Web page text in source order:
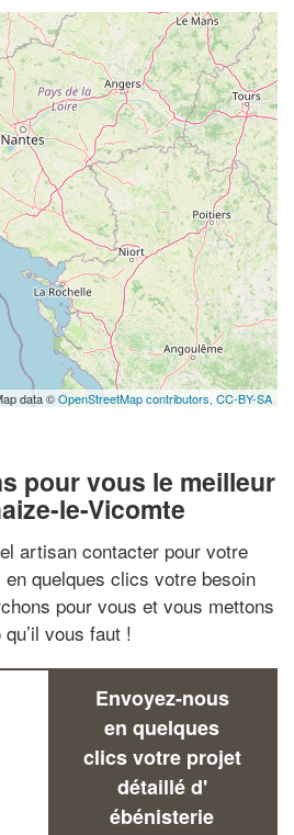
data ©OpenStreetMap contributors, CC-BY-SA
pour vous le meilleur
le-Vicomte
artisan contacter pour votre
quelques clics votre besoin
pour vous et vous mettons
vous faut !
Envoyez-nous
en quelques
clics votre projet
détaillé d'
ébénisterie